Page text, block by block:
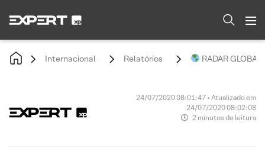
Internacional Relatórios RADAR
24/07/2020 08:01:47 • Atualizado em
24/07/2020 08:02:08
2 minutos de leitura